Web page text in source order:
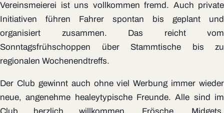
Vereinsmeierei ist uns vollkommen fremd. Auch private
Initiativen führen Fahrer spontan bis geplant und
organisiert zusammen. Das reicht vom
Sonntagsfrühschoppen über Stammtische bis zu
regionalen Wochenendtreffs.
Der Club gewinnt auch ohne viel Werbung immer wieder
neue, angenehme healeytypische Freunde. Alle sind im